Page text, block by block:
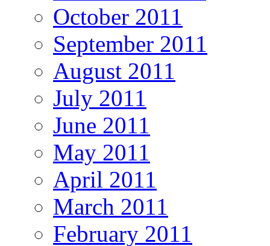
October 2011
September 2011
August 2011
July 2011
June 2011
May 2011
April 2011
March 2011
February 2011